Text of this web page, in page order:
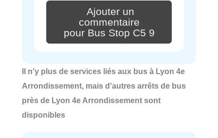
Ajouter un
commentaire
pour Bus Stop C5 9
Il n'y plus de services liés aux bus à Lyon 4e
Arrondissement, mais d'autres arrêts de bus
près de Lyon 4e Arrondissement sont
disponibles